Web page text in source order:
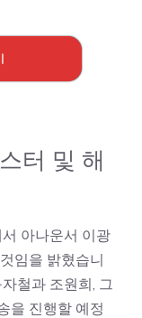
터 및 해
아나운서 이광
임을 밝혔습니
철과 조원희, 그
을 진행할 예정